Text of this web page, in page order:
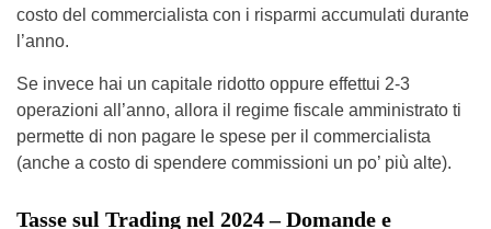
costo del commercialista con i risparmi accumulati durante
l’anno.
Se invece hai un capitale ridotto oppure effettui 2-3
operazioni all’anno, allora il regime fiscale amministrato ti
permette di non pagare le spese per il commercialista
(anche a costo di spendere commissioni un po’ più alte).
Tasse sul Trading nel 2024 – Domande e